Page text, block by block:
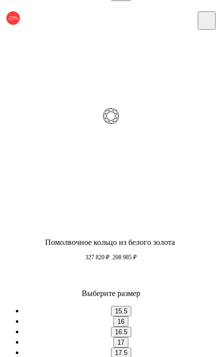
-25%
Помолвочное кольцо из белого золота
327 820 ₽ 208 985 ₽
Выберите размер
15.5
16
16.5
17
17.5